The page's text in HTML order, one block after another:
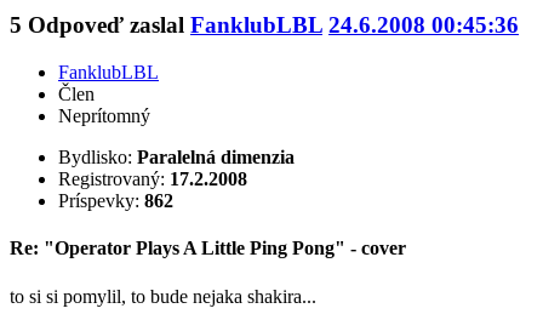
5 Odpoveď zaslal FanklubLBL 24.6.2008 00:45:36
FanklubLBL
Člen
Neprítomný
Bydlisko: Paralelná dimenzia
Registrovaný: 17.2.2008
Príspevky: 862
Re: "Operator Plays A Little Ping Pong" - cover
to si si pomylil, to bude nejaka shakira...